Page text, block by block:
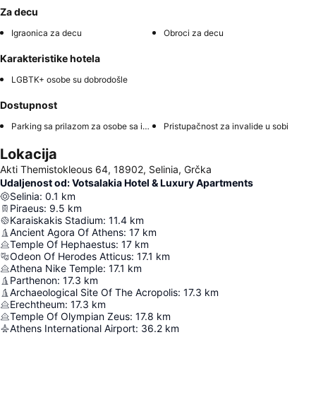
Za decu
Igraonica za decu Obroci za decu
Karakteristike hotela
LGBTK+ osobe su dobrodošle
Dostupnost
Parking sa prilazom za osobe sa invaliditetom Pristupačnost za invalide u sobi
Lokacija
Akti Themistokleous 64, 18902, Selinia, Grčka
Udaljenost od: Votsalakia Hotel & Luxury Apartments
Selinia: 0.1 km
Piraeus: 9.5 km
Karaiskakis Stadium: 11.4 km
Ancient Agora Of Athens: 17 km
Temple Of Hephaestus: 17 km
Odeon Of Herodes Atticus: 17.1 km
Athena Nike Temple: 17.1 km
Parthenon: 17.3 km
Archaeological Site Of The Acropolis: 17.3 km
Erechtheum: 17.3 km
Temple Of Olympian Zeus: 17.8 km
Athens International Airport: 36.2 km